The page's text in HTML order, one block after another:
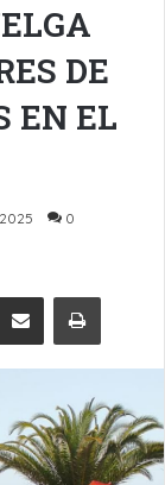
DE
EN EL
0
Compartir por Email Imprimir